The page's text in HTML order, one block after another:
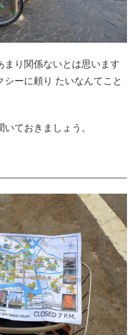
まり関係ないとは思います
ーに頼り たいなんてこと
ておきましょう。